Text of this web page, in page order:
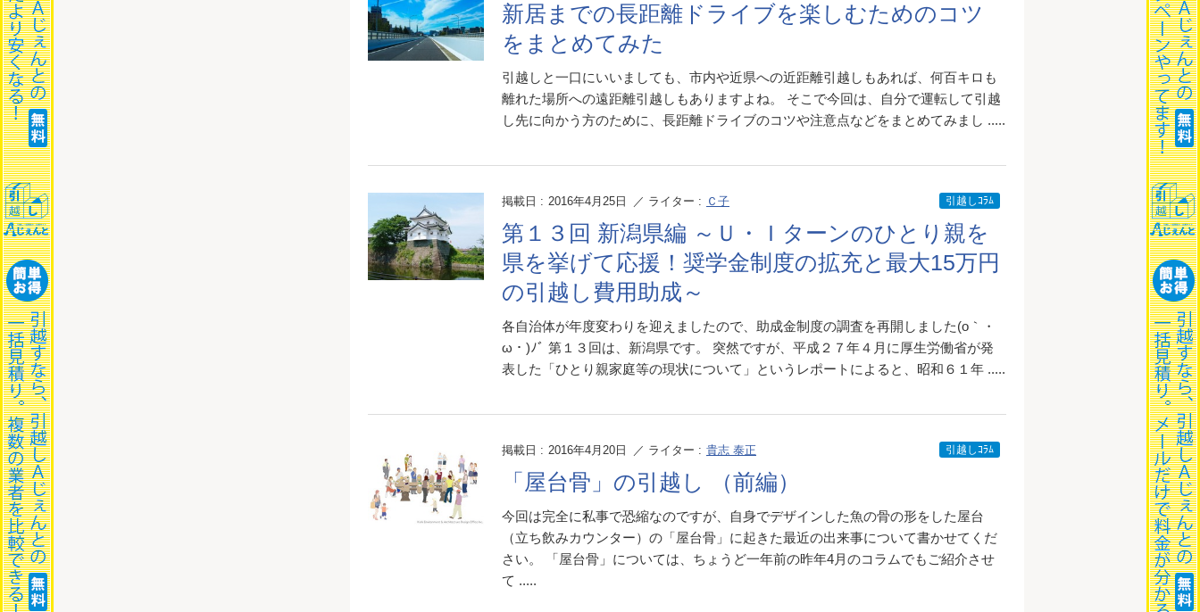
新居までの長距離ドライブを楽しむためのコツ
をまとめてみた
引越しと一口にいいましても、市内や近県への近距離引越しもあれば、何百キロも
離れた場所への遠距離引越しもありますよね。 そこで今回は、自分で運転して引越
し先に向かう方のために、長距離ドライブのコツや注意点などをまとめてみまし .....
掲載日 : 2016年4月25日 ／ ライター : Ｃ子 引越しｺﾗﾑ
第１３回 新潟県編 ～Ｕ・Ｉターンのひとり親を
県を挙げて応援！奨学金制度の拡充と最大15万円
の引越し費用助成～
各自治体が年度変わりを迎えましたので、助成金制度の調査を再開しました(o｀・
ω・)ﾉﾞ 第１３回は、新潟県です。 突然ですが、平成２７年４月に厚生労働省が発
表した「ひとり親家庭等の現状について」というレポートによると、昭和６１年 .....
掲載日 : 2016年4月20日 ／ ライター : 貴志 泰正 引越しｺﾗﾑ
「屋台骨」の引越し （前編）
今回は完全に私事で恐縮なのですが、自身でデザインした魚の骨の形をした屋台
（立ち飲みカウンター）の「屋台骨」に起きた最近の出来事について書かせてくだ
さい。 「屋台骨」については、ちょうど一年前の昨年4月のコラムでもご紹介させ
て .....